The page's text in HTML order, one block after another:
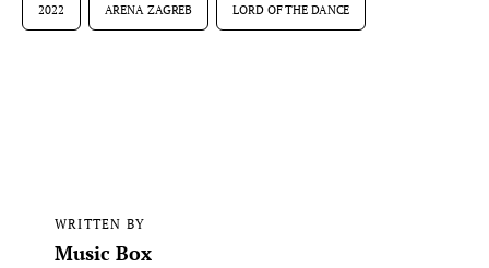
2022 ARENA ZAGREB LORD OF THE DANCE
WRITTEN BY
Music Box